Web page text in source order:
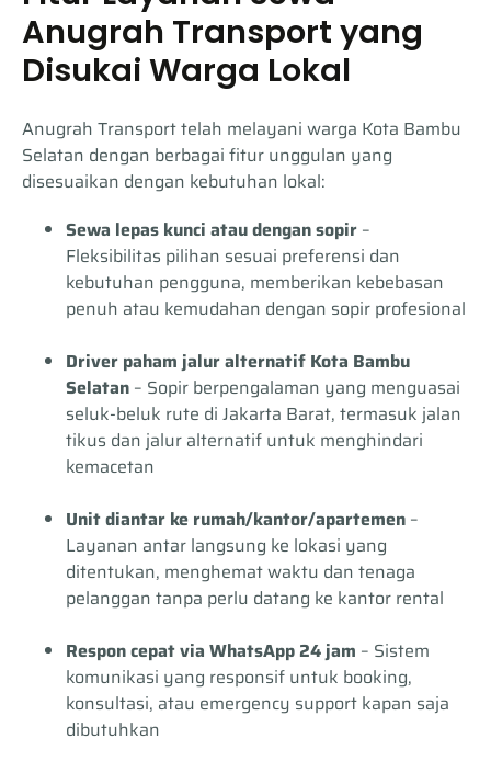
Anugrah Transport yang
Disukai Warga Lokal
Anugrah Transport telah melayani warga Kota Bambu
Selatan dengan berbagai fitur unggulan yang
disesuaikan dengan kebutuhan lokal:
Sewa lepas kunci atau dengan sopir –
Fleksibilitas pilihan sesuai preferensi dan
kebutuhan pengguna, memberikan kebebasan
penuh atau kemudahan dengan sopir profesional
Driver paham jalur alternatif Kota Bambu
Selatan – Sopir berpengalaman yang menguasai
seluk-beluk rute di Jakarta Barat, termasuk jalan
tikus dan jalur alternatif untuk menghindari
kemacetan
Unit diantar ke rumah/kantor/apartemen –
Layanan antar langsung ke lokasi yang
ditentukan, menghemat waktu dan tenaga
pelanggan tanpa perlu datang ke kantor rental
Respon cepat via WhatsApp 24 jam – Sistem
komunikasi yang responsif untuk booking,
konsultasi, atau emergency support kapan saja
dibutuhkan